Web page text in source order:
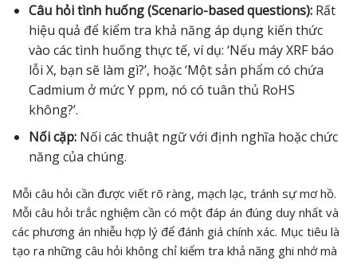
Câu hỏi tình huống (Scenario-based questions):Rất
hiệu quả để kiểm tra khả năng áp dụng kiến thức
vào các tình huống thực tế, ví dụ: ‘Nếu máy XRF báo
lỗi X, bạn sẽ làm gì?’, hoặc ‘Một sản phẩm có chứa
Cadmium ở mức Y ppm, nó có tuân thủ RoHS
không?’.
Nối cặp:Nối các thuật ngữ với định nghĩa hoặc chức
năng của chúng.
Mỗi câu hỏi cần được viết rõ ràng, mạch lạc, tránh sự mơ hồ.
Mỗi câu hỏi trắc nghiệm cần có một đáp án đúng duy nhất và
các phương án nhiễu hợp lý để đánh giá chính xác. Mục tiêu là
tạo ra những câu hỏi không chỉ kiểm tra khả năng ghi nhớ mà